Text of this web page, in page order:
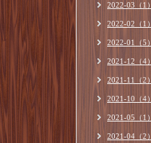
2022-03（1）
2022-02（1）
2022-01（5）
2021-12（4）
2021-11（2）
2021-10（4）
2021-05（1）
2021-04（2）